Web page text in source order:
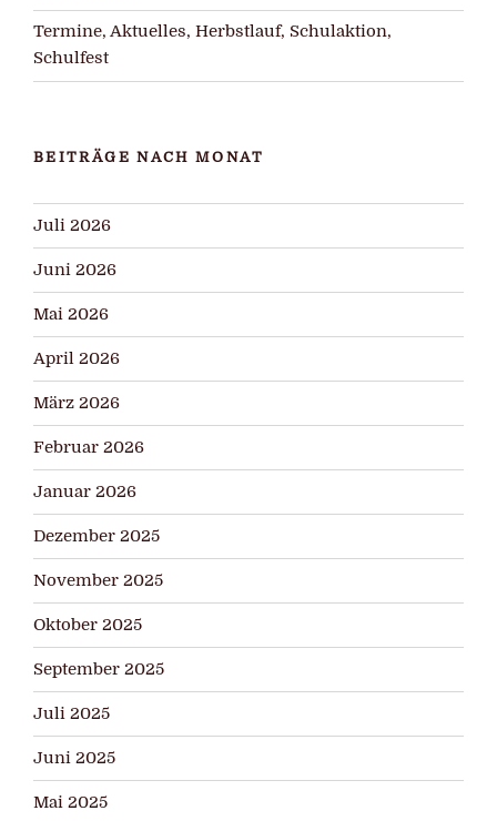
Termine, Aktuelles, Herbstlauf, Schulaktion,
Schulfest
BEITRÄGE NACH MONAT
Juli 2026
Juni 2026
Mai 2026
April 2026
März 2026
Februar 2026
Januar 2026
Dezember 2025
November 2025
Oktober 2025
September 2025
Juli 2025
Juni 2025
Mai 2025